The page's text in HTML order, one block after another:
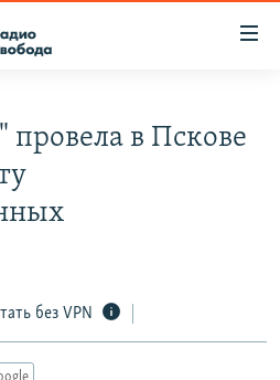
провела в Пскове
без VPN